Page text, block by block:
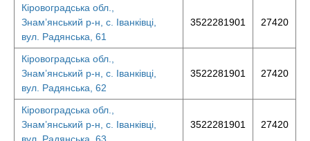
Кіровоградська обл.,
Знам’янський р-н, с. Іванківці,
вул. Радянська, 61
3522281901 27420
Кіровоградська обл.,
Знам’янський р-н, с. Іванківці,
вул. Радянська, 62
3522281901 27420
Кіровоградська обл.,
Знам’янський р-н, с. Іванківці,
3522281901 27420